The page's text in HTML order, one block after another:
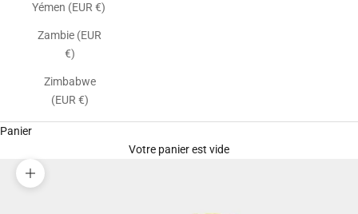
Yémen (EUR €)
Zambie (EUR
€)
Zimbabwe
(EUR €)
Panier
Votre panier est vide
Zoomer sur l'image